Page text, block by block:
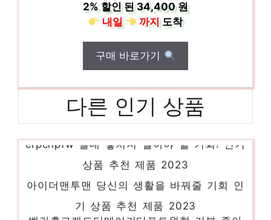
2%할인 된34,400 원
내일
까지도착
구매 바로가기
다른 인기 상품
crpchpfw 절대 놓치지 말아야 할 기회! 인기
상품 추천 제품 2023
아이더맨투맨 당신의 생활을 바꿔줄 기회 인
기 상품 추천 제품 2023
벨라홈그랜드티메이커티포트원형 기분 좋아